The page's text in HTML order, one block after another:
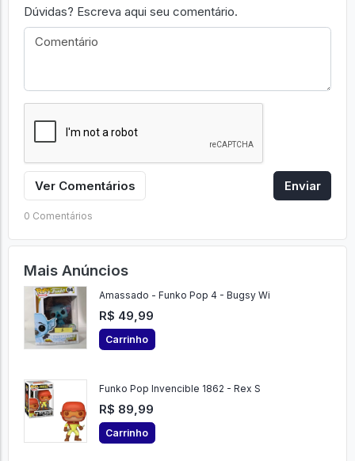
Dúvidas? Escreva aqui seu comentário.
Ver Comentários Enviar
0 Comentários
Mais Anúncios
Amassado - Funko Pop 4 - Bugsy Wi
R$ 49,99
Carrinho
Funko Pop Invencible 1862 - Rex S
R$ 89,99
Carrinho